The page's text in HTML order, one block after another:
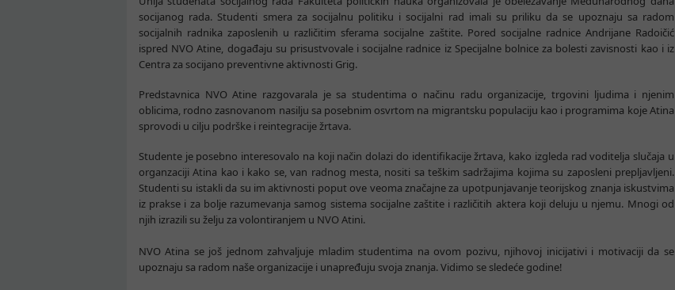
socijanog rada. Studenti smera za socijalnu politiku i socijalni rad imali su priliku da se upoznaju sa radom
socijalnih radnika zaposlenih u različitim sferama socijalne zaštite. Pored socijalne radnice Andrijane Radoičić
ispred NVO Atine, događaju su prisustvovale i socijalne radnice iz Specijalne bolnice za bolesti zavisnosti kao i iz
Centra za socijano preventivne aktivnosti Grig.
Predstavnica NVO Atine razgovarala je sa studentima o načinu radu organizacije, trgovini ljudima i njenim
oblicima, rodno zasnovanom nasilju sa posebnim osvrtom na migrantsku populaciju kao i programima koje Atina
sprovodi u cilju podrške i reintegracije žrtava.
Studente je posebno interesovalo na koji način dolazi do identifikacije žrtava, kako izgleda rad voditelja slučaja u
organzaciji Atina kao i kako se, van radnog mesta, nositi sa teškim sadržajima kojima su zaposleni prepljavljeni.
Studenti su istakli da su im aktivnosti poput ove veoma značajne za upotpunjavanje teorijskog znanja iskustvima
iz prakse i za bolje razumevanja samog sistema socijalne zaštite i različitih aktera koji deluju u njemu. Mnogi od
njih izrazili su želju za volontiranjem u NVO Atini.
NVO Atina se još jednom zahvaljuje mladim studentima na ovom pozivu, njihovoj inicijativi i motivaciji da se
upoznaju sa radom naše organizacije i unapređuju svoja znanja. Vidimo se sledeće godine!